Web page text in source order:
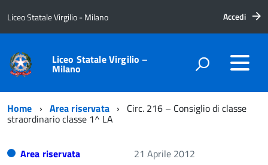
Liceo Statale Virgilio - Milano Accedi
Liceo Statale Virgilio –
Milano
Home Area riservata Circ. 216 – Consiglio di classe
straordinario classe 1^ LA
Area riservata 21 Aprile 2012